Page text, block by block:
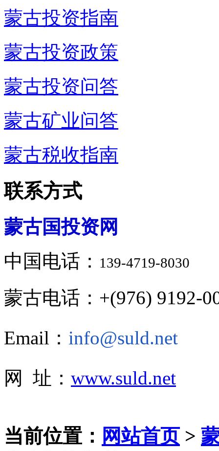
蒙古投资指南
蒙古投资政策
蒙古投资问答
蒙古矿业问答
蒙古税收指南
联系方式
蒙古国投资网
中国电话： 139-4719-8030
蒙古电话：+(976) 9192-
Email： info@suld.net
网 址： www.suld.net
当前位置： 网站首页>